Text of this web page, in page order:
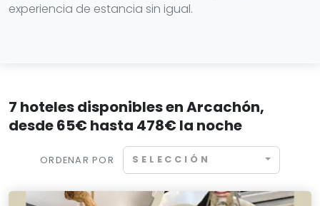
experiencia de estancia sin igual.
7 hoteles disponibles en Arcachón,
desde 65€ hasta 478€ la noche
ORDENAR POR SELECCIÓN